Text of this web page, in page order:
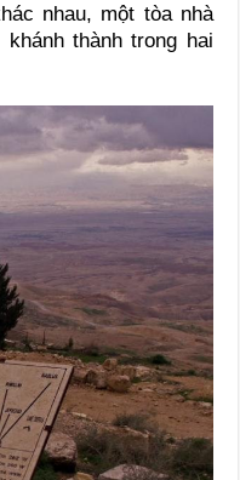
nhau, một tòa nhà
thành trong hai